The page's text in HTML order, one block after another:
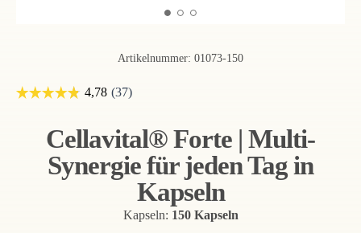
Artikelnummer: 01073-150
Cellavital® Forte | Multi-
Synergie für jeden Tag in
Kapseln
Kapseln: 150 Kapseln